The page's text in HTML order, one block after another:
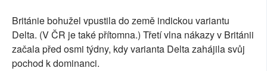
Británie bohužel vpustila do země indickou variantu
Delta. (V ČR je také přítomna.) Třetí vlna nákazy v Británii
začala před osmi týdny, kdy varianta Delta zahájila svůj
pochod k dominanci.